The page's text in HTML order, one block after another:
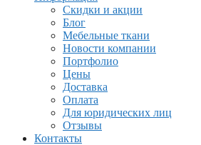
Скидки и акции
Блог
Мебельные ткани
Новости компании
Портфолио
Цены
Доставка
Оплата
Для юридических лиц
Отзывы
Контакты